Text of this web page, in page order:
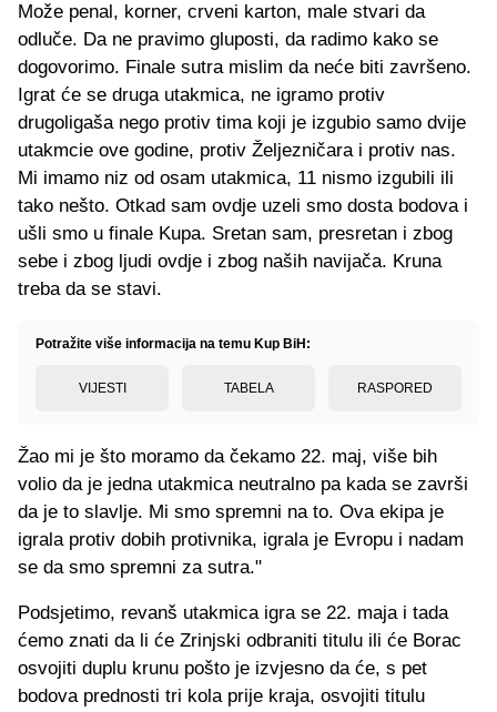
Može penal, korner, crveni karton, male stvari da
odluče. Da ne pravimo gluposti, da radimo kako se
dogovorimo. Finale sutra mislim da neće biti završeno.
Igrat će se druga utakmica, ne igramo protiv
drugoligaša nego protiv tima koji je izgubio samo dvije
utakmcie ove godine, protiv Željezničara i protiv nas.
Mi imamo niz od osam utakmica, 11 nismo izgubili ili
tako nešto. Otkad sam ovdje uzeli smo dosta bodova i
ušli smo u finale Kupa. Sretan sam, presretan i zbog
sebe i zbog ljudi ovdje i zbog naših navijača. Kruna
treba da se stavi.
Potražite više informacija na temu Kup BiH:
VIJESTI TABELA RASPORED
Žao mi je što moramo da čekamo 22. maj, više bih
volio da je jedna utakmica neutralno pa kada se završi
da je to slavlje. Mi smo spremni na to. Ova ekipa je
igrala protiv dobih protivnika, igrala je Evropu i nadam
se da smo spremni za sutra."
Podsjetimo, revanš utakmica igra se 22. maja i tada
ćemo znati da li će Zrinjski odbraniti titulu ili će Borac
osvojiti duplu krunu pošto je izvjesno da će, s pet
bodova prednosti tri kola prije kraja, osvojiti titulu